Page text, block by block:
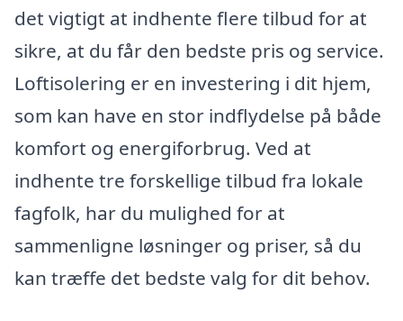
det vigtigt at indhente flere tilbud for at
sikre, at du får den bedste pris og service.
Loftisolering er en investering i dit hjem,
som kan have en stor indflydelse på både
komfort og energiforbrug. Ved at
indhente tre forskellige tilbud fra lokale
fagfolk, har du mulighed for at
sammenligne løsninger og priser, så du
kan træffe det bedste valg for dit behov.